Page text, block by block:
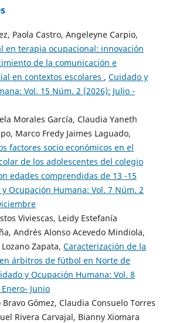
Paola Castro, Angeleyne Carpio,
en terapia ocupacional: innovación
de la comunicación e
en contextos escolares , Cuidado y
Vol. 15 Núm. 2 (2026): Julio -
Morales García, Claudia Yaneth
Marco Fredy Jaimes Laguado,
factores socio económicos en el
de los adolescentes del colegio
edades comprendidas de 13 -15
Ocupación Humana: Vol. 7 Núm. 2
Viviescas, Leidy Estefanía
Andrés Alonso Acevedo Mindiola,
Zapata, Caracterización de la
árbitros de fútbol en Norte de
y Ocupación Humana: Vol. 8
Junio
Gómez, Claudia Consuelo Torres
Rivera Carvajal, Bianny Xiomara